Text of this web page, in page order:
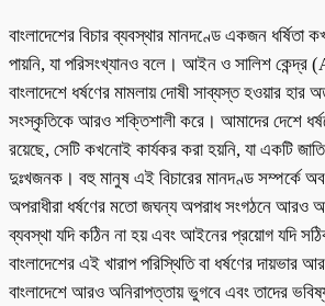
বাংলাদেশের বিচার ব্যবস্থার মানদণ্ডে একজন ধর্ষিতা
পায়নি, যা পরিসংখ্যানও বলে। আইন ও সালিশ
বাংলাদেশে ধর্ষণের মামলায় দোষী সাব্যস্ত হওয়ার হার
সংস্কৃতিকে আরও শক্তিশালী করে। আমাদের দেশে
রয়েছে, সেটি কখনোই কার্যকর করা হয়নি, যা একটি
দুঃখজনক। বহু মানুষ এই বিচারের মানদণ্ড সম্পর্কে
অপরাধীরা ধর্ষণের মতো জঘন্য অপরাধ সংগঠনে আরও
ব্যবস্থা যদি কঠিন না হয় এবং আইনের প্রয়োগ যদি
বাংলাদেশের এই খারাপ পরিস্থিতি বা ধর্ষণের দায়ভার
বাংলাদেশে আরও অনিরাপত্তায় ভুগবে এবং তাদের